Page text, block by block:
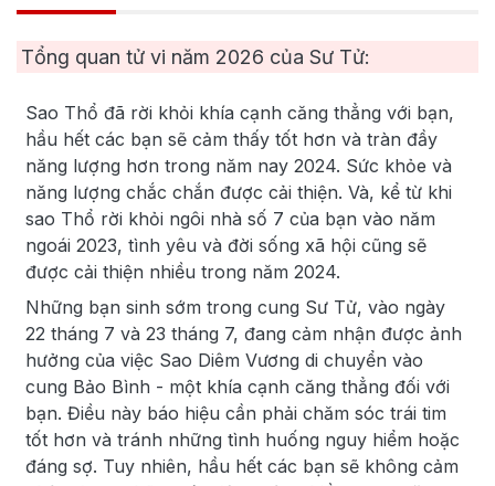
Tổng quan tử vi năm 2026 của Sư Tử:
Sao Thổ đã rời khỏi khía cạnh căng thẳng với bạn,
hầu hết các bạn sẽ cảm thấy tốt hơn và tràn đầy
năng lượng hơn trong năm nay 2024. Sức khỏe và
năng lượng chắc chắn được cải thiện. Và, kể từ khi
sao Thổ rời khỏi ngôi nhà số 7 của bạn vào năm
ngoái 2023, tình yêu và đời sống xã hội cũng sẽ
được cải thiện nhiều trong năm 2024.
Những bạn sinh sớm trong cung Sư Tử, vào ngày
22 tháng 7 và 23 tháng 7, đang cảm nhận được ảnh
hưởng của việc Sao Diêm Vương di chuyển vào
cung Bảo Bình - một khía cạnh căng thẳng đối với
bạn. Điều này báo hiệu cần phải chăm sóc trái tim
tốt hơn và tránh những tình huống nguy hiểm hoặc
đáng sợ. Tuy nhiên, hầu hết các bạn sẽ không cảm